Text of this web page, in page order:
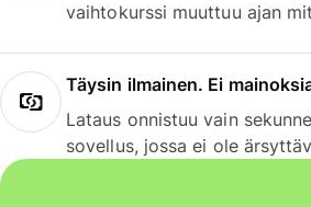
vaihtokurssi muuttuu ajan
Täysin ilmainen. Ei
Lataus onnistuu vain
sovellus, jossa ei ole